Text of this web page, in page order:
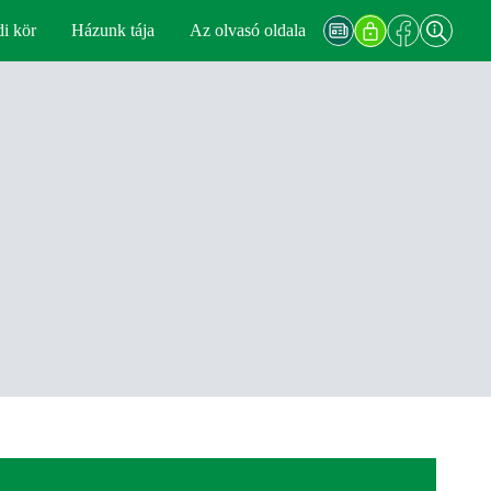
kör Házunk tája Az olvasó oldala